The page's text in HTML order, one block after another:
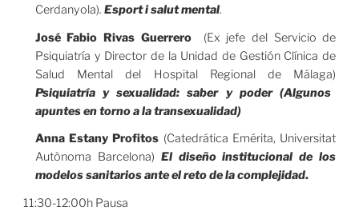
Cerdanyola). Esport i salut mental.
José Fabio Rivas Guerrero (Ex jefe del Servicio de
Psiquiatría y Director de la Unidad de Gestión Clínica de
Salud Mental del Hospital Regional de Málaga)
Psiquiatría y sexualidad: saber y poder (Algunos
apuntes en torno a la transexualidad)
Anna Estany Profitos (Catedrática Emérita, Universitat
Autònoma Barcelona) El diseño institucional de los
modelos sanitarios ante el reto de la complejidad.
11:30-12:00h Pausa